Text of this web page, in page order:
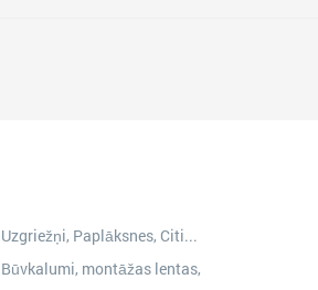
Uzgriežņi, Paplāksnes, Citi...
Būvkalumi, montāžas lentas,